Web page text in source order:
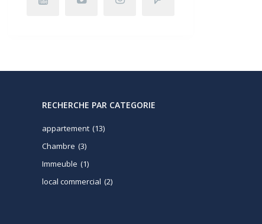
RECHERCHE PAR CATEGORIE
appartement (13)
Chambre (3)
Immeuble (1)
local commercial (2)